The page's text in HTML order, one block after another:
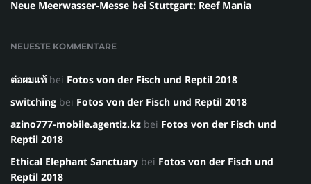
Neue Meerwasser-Messe bei Stuttgart: Reef Mania
NEUESTE KOMMENTARE
ต่อผมแท้ bei Fotos von der Fisch und Reptil 2018
switching bei Fotos von der Fisch und Reptil 2018
azino777-mobile.agentiz.kz bei Fotos von der Fisch und
Reptil 2018
Ethical Elephant Sanctuary bei Fotos von der Fisch und
Reptil 2018